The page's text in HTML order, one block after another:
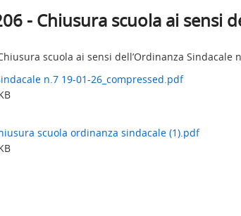
- Chiusura scuola ai sensi
scuola ai sensi dell’Ordinanza Sindacale
n.7 19-01-26_compressed.pdf
scuola ordinanza sindacale (1).pdf